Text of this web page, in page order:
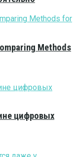
Methods
цифровых